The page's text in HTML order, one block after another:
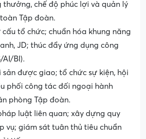
thưởng, chế độ phúc lợi và quản lý
Tập đoàn.
cấu tổ chức; chuẩn hóa khung năng
JD; thúc đẩy ứng dụng công
AI/BI).
sản được giao; tổ chức sự kiện, hội
phối công tác đối ngoại hành
phòng Tập đoàn.
luật liên quan; xây dựng quy
vụ; giám sát tuân thủ tiêu chuẩn